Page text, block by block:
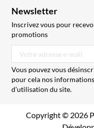
Newsletter
Inscrivez vous pour
promotions
Vous pouvez vous
pour cela nos
d'utilisation du site.
Copyright © 2026